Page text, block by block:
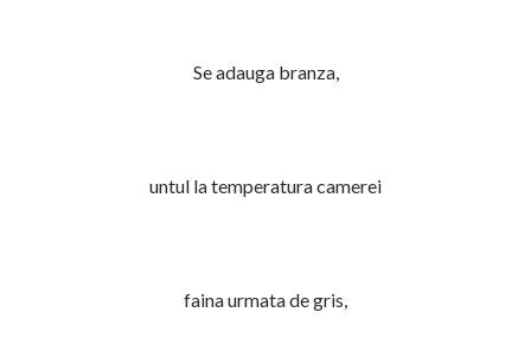
Se adauga branza,
untul la temperatura camerei
faina urmata de gris,